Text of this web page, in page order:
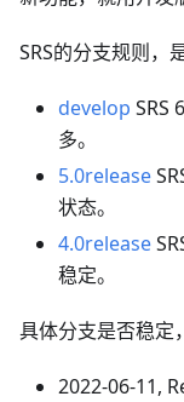
SRS的分支规则，
develop SRS
多。
5.0release
状态。
4.0release
稳定。
具体分支是否稳定
2022-06-11,